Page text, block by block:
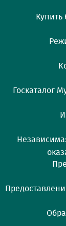
Купить
Госкаталог